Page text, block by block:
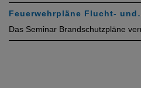
Feuerwehrpläne Flucht-
Das Seminar Brandschutzpläne